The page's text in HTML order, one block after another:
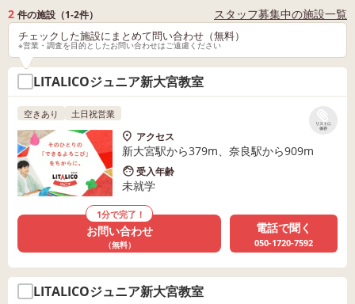
2 件の施設（1-2件） スタッフ募集中の施設一覧
チェックした施設にまとめて問い合わせ（無料）
※営業・調査を目的としたお問い合わせはご遠慮ください
LITALICOジュニア新大宮教室
リストに
保存
空きあり 土日祝営業
アクセス
新大宮駅から379m、奈良駅から909m
受入年齢
未就学
1分で完了！
お問い合わせ
（無料）
電話で聞く
050-1720-7592
LITALICOジュニア新大宮教室